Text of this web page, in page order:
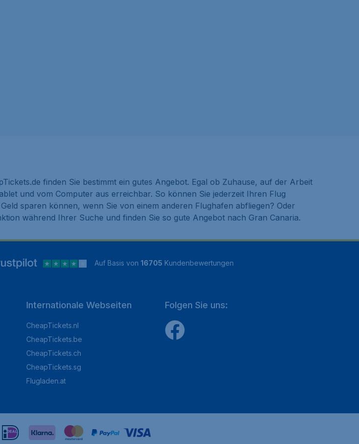
finden Sie bestimmt ein gutes Angebot. Egal ob Zuhause, auf der Arbeit
und vom Computer aus erreichbar. So können Sie jederzeit Ihren Flug
sparen können, wenn Sie von einem anderen Flughafen abfliegen? Oder
während Ihrer Suche und finden Sie so gute Angebot nach Gran Canaria.
Auf Basis von 16705 Kundenbewertungen
Internationale Webseiten
CheapTickets.nl
CheapTickets.be
CheapTickets.ch
CheapTickets.sg
Flugladen.at
Folgen Sie uns: